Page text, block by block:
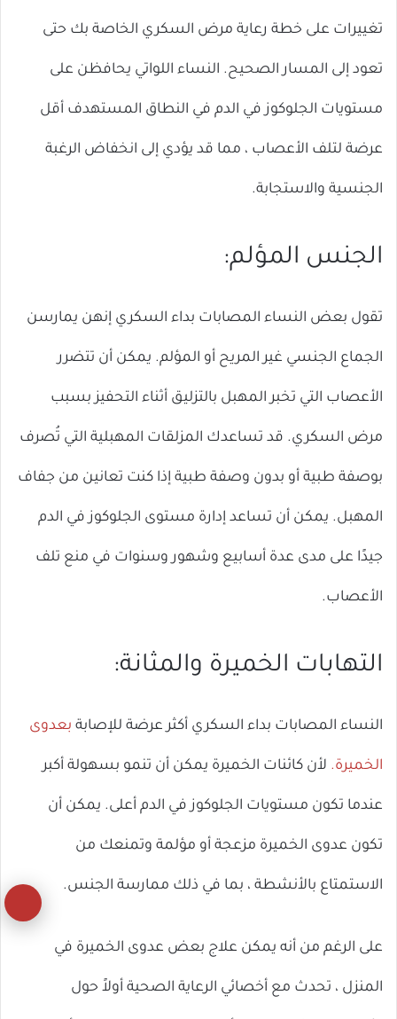
تغييرات على خطة رعاية مرض السكري الخاصة بك حتى
تعود إلى المسار الصحيح. النساء اللواتي يحافظن على
مستويات الجلوكوز في الدم في النطاق المستهدف أقل
عرضة لتلف الأعصاب ، مما قد يؤدي إلى انخفاض الرغبة
الجنسية والاستجابة.
الجنس المؤلم:
تقول بعض النساء المصابات بداء السكري إنهن يمارسن
الجماع الجنسي غير المريح أو المؤلم. يمكن أن تتضرر
الأعصاب التي تخبر المهبل بالتزليق أثناء التحفيز بسبب
مرض السكري. قد تساعدك المزلقات المهبلية التي تُصرف
بوصفة طبية أو بدون وصفة طبية إذا كنت تعانين من جفاف
المهبل. يمكن أن تساعد إدارة مستوى الجلوكوز في الدم
جيدًا على مدى عدة أسابيع وشهور وسنوات في منع تلف
الأعصاب.
التهابات الخميرة والمثانة:
النساء المصابات بداء السكري أكثر عرضة للإصابة بعدوى
الخميرة. لأن كائنات الخميرة يمكن أن تنمو بسهولة أكبر
عندما تكون مستويات الجلوكوز في الدم أعلى. يمكن أن
تكون عدوى الخميرة مزعجة أو مؤلمة وتمنعك من
الاستمتاع بالأنشطة ، بما في ذلك ممارسة الجنس.
على الرغم من أنه يمكن علاج بعض عدوى الخميرة في
المنزل ، تحدث مع أخصائي الرعاية الصحية أولاً حول
زر